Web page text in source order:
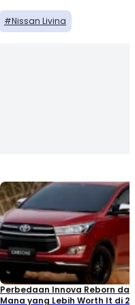
Nissan Livina
Perbedaan Innova Reborn
Mana yang Lebih Worth It di